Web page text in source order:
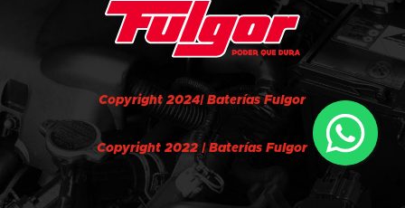
Copyright 2024| Baterías Fulgor
Copyright 2022 | Baterías Fulgor